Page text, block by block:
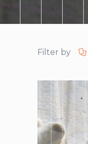
Filter by